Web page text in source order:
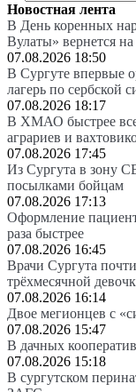
Новостная лента
В День коренных
Вулаты» вернется
07.08.2026 18:50
В Сургуте впервые
лагерь по сербской
07.08.2026 18:17
В ХМАО быстрее
аграриев и
07.08.2026 17:45
Из Сургута в зону
посылками бойцам
07.08.2026 17:13
Оформление
раза быстрее
07.08.2026 16:45
Врачи Сургута
трёхмесячной
07.08.2026 16:14
Двое мегионцев с
07.08.2026 15:47
В дачных
07.08.2026 15:18
В сургутском